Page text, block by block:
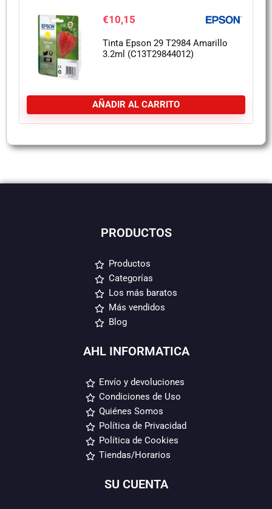
€10,15
Tinta Epson 29 T2984 Amarillo
3.2ml (C13T29844012)
AÑADIR AL CARRITO
PRODUCTOS
Productos
Categorías
Los más baratos
Más vendidos
Blog
AHL INFORMATICA
Envío y devoluciones
Condiciones de Uso
Quiénes Somos
Política de Privacidad
Política de Cookies
Tiendas/Horarios
SU CUENTA